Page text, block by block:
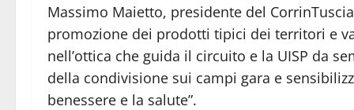
Massimo Maietto, presidente del
promozione dei prodotti tipici dei territori e
nell’ottica che guida il circuito e la UISP da
della condivisione sui campi gara e
benessere e la salute”.